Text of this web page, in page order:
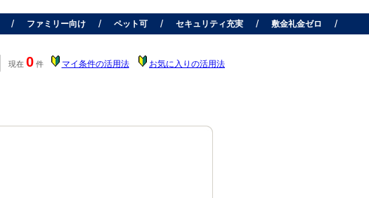
ファミリー向け ペット可 セキュリティ充実 敷金礼金ゼロ
現在 0 件 マイ条件の活用法 お気に入りの活用法